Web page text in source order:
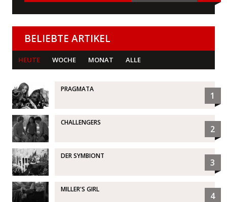
BELIEBTE ARTIKEL
HEUTE WOCHE MONAT ALLE
PRAGMATA
1
CHALLENGERS
2
DER SYMBIONT
3
MILLER'S GIRL
4